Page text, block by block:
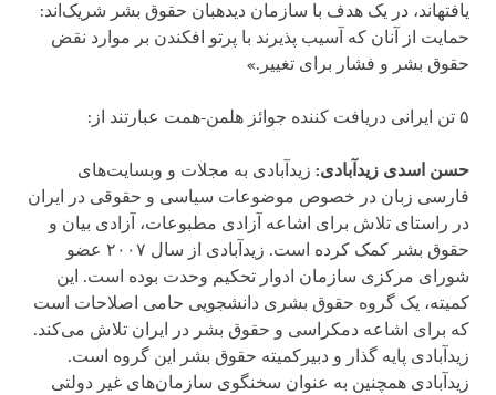
یافته‏اند، در یک هدف با سازمان دیده­بان حقوق بشر شریک‌اند:
حمایت از آنان که آسیب پذیرند با پرتو افکندن بر موارد نقض
حقوق بشر و فشار برای تغییر.»
۵ تن ایرانی دریافت کننده جوائز هلمن-همت عبارتند از:
حسن اسدی زیدآبادی: زیدآبادی به مجلات­ و وبسایت‌های
فارسی زبان در خصوص موضوعات سیاسی و حقوقی در ایران
در راستای تلاش برای اشاعه آزادی مطبوعات، آزادی بیان و
حقوق بشر کمک کرده است. زیدآبادی از سال ۲۰۰۷ عضو
شورای مرکزی سازمان ادوار تحکیم وحدت بوده است. این
کمیته، یک گروه حقوق بشری دانشجویی حامی اصلاحات است
که برای اشاعه دمکراسی و حقوق بشر در ایران تلاش می‌کند.
زیدآبادی پایه گذار و دبیرکمیته حقوق بشر این گروه است.
زیدآبادی همچنین به عنوان سخنگوی سازمان‌های غیر دولتی